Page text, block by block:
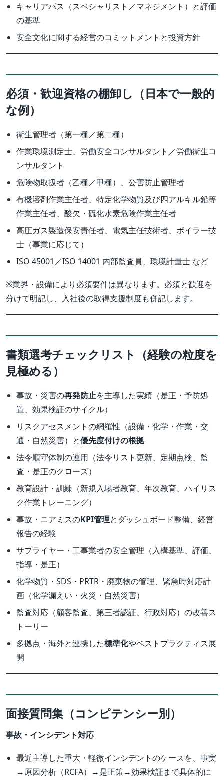
キャリアパス（スペシャリスト／マネジメント）と評価
の基準
安全文化に関する経営のコミットメントと投資方針
必須・歓迎資格の棚卸し（日本で一般的
な例）
衛生管理者（第一種／第二種）
作業環境測定士、労働安全コンサルタント／労働衛生コ
ンサルタント
危険物取扱者（乙種／甲種）、公害防止管理者
有機溶剤作業主任者、特定化学物質及び四アルキル鉛等
作業主任者、酸欠・硫化水素危険作業主任者
高圧ガス製造保安責任者、電気主任技術者、ボイラー技
士（事業に応じて）
ISO 45001／ISO 14001 内部監査員、環境計量士 など
※業界・設備により必須要件は異なります。必須と歓迎を
分けて明記し、入社後の取得支援制度も併記します。
書類選考チェックリスト（経験の粒度を
見極める）
事故・災害の再発防止を主導した実績（是正・予防処
置、効果検証のサイクル）
リスクアセスメントの網羅性（設備・化学・作業・交
通・自然災害）と優先度付けの根拠
法令順守体制の運用（法令リスト更新、定期点検、監
査・是正のクローズ）
教育設計・訓練（新規入場者教育、年次教育、ハイリス
ク作業トレーニング）
事故・ニアミスのKPI管理とダッシュボード整備、経営
報告の経験
サプライヤー・工事業者の安全管理（入構基準、評価、
指導・是正）
化学物質・SDS・PRTR・廃棄物の管理、緊急時対応計
画（化学漏えい・火災・自然災害）
監査対応（顧客監査、第三者認証、行政対応）の改善ス
トーリー
多拠点・海外と連携した標準化やベストプラクティス展
開
面接質問集（コンピテンシー別）
事故・インシデント対応
最近主導した重大・軽微インシデントのケースを、事実
→原因分析（RCFA）→是正策→効果検証まで具体的に